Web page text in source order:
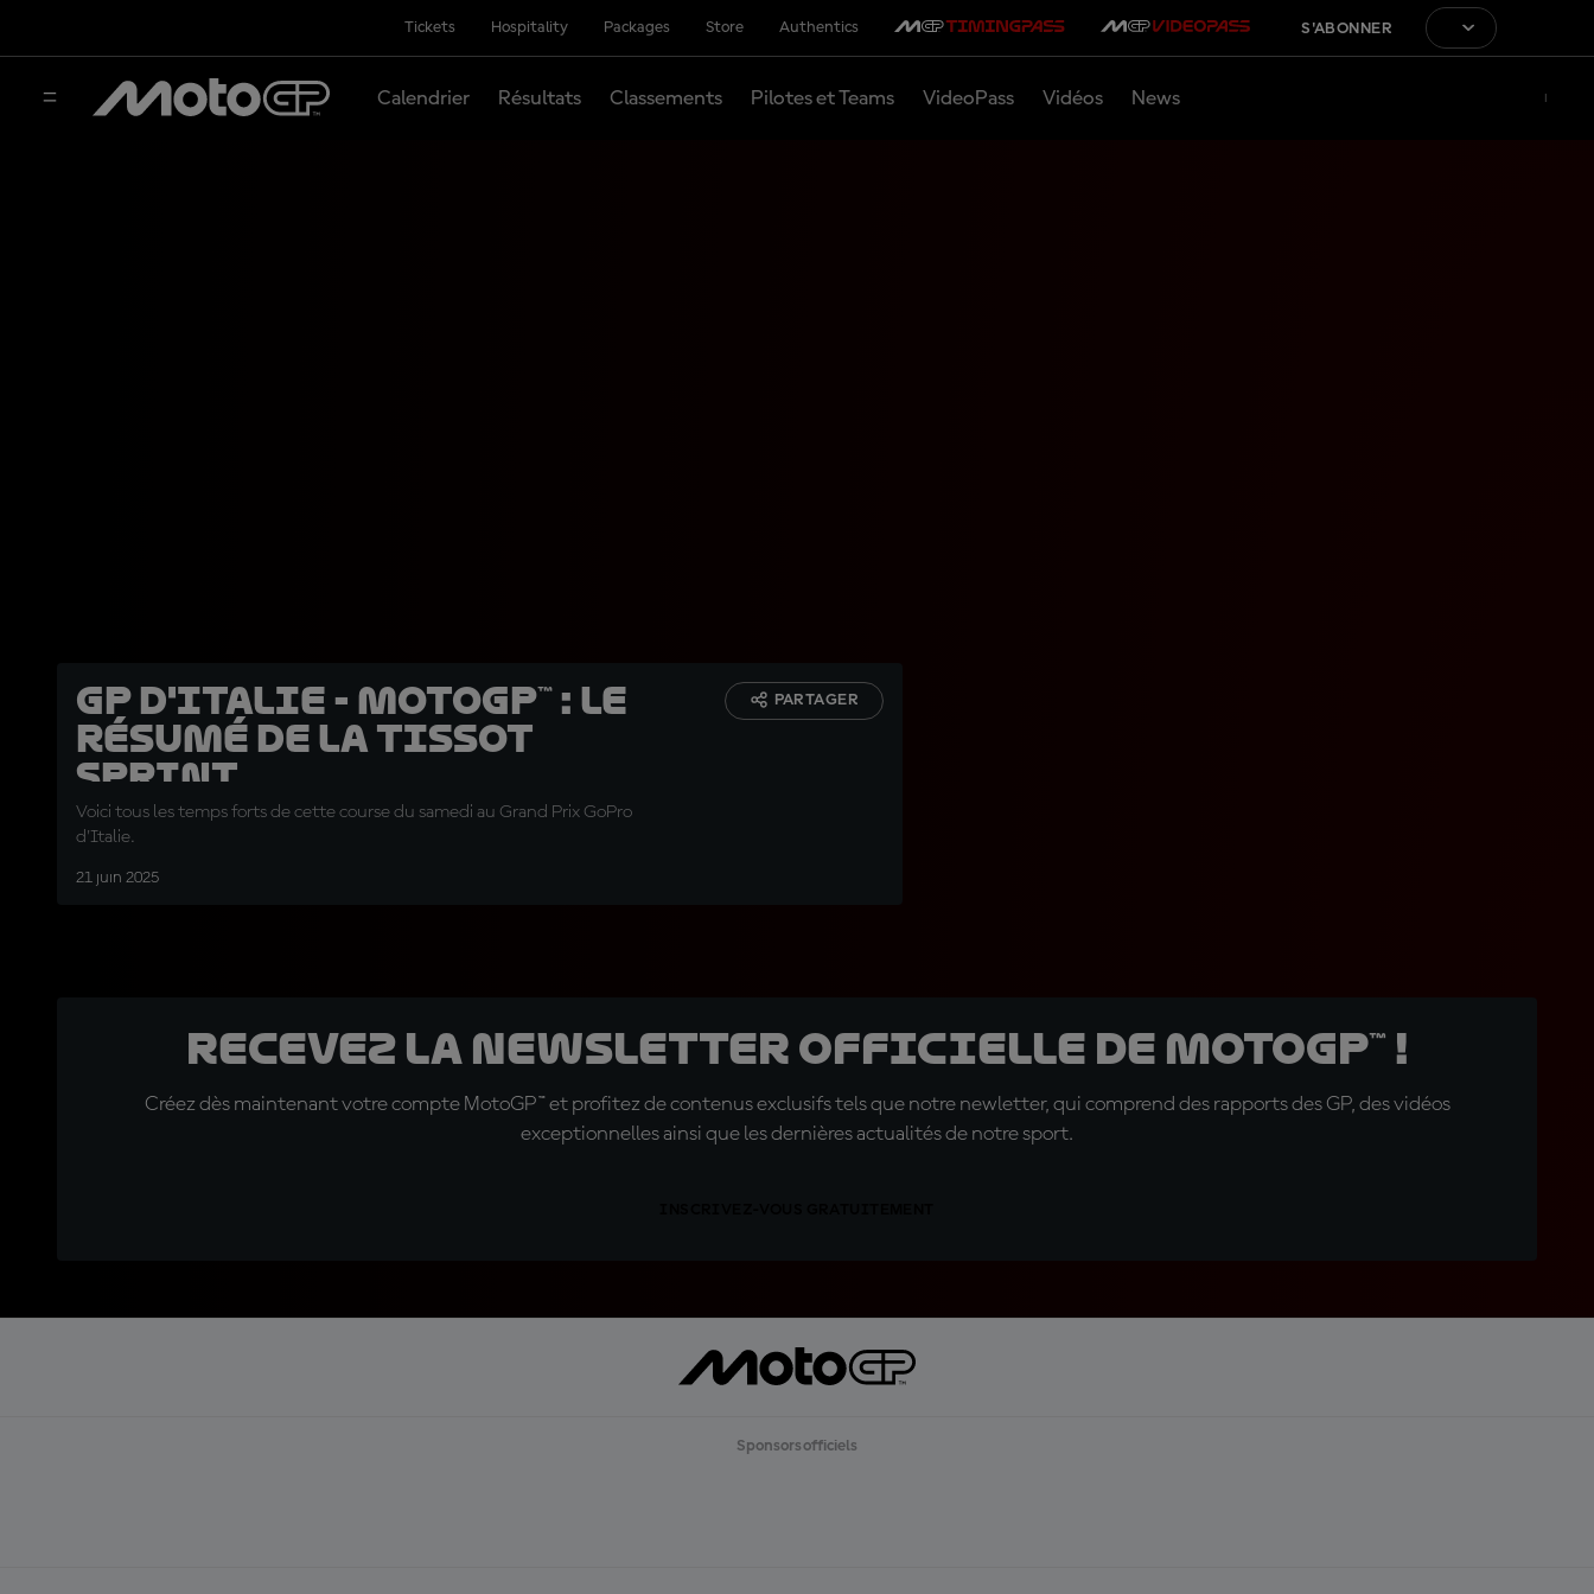
Tickets Hospitality Packages Store Authentics S'ABONNER
Calendrier Résultats Classements Pilotes et Teams VideoPass Vidéos News
GP d'Italie - MotoGP™ : le
résumé de la Tissot
Sprint
Voici tous les temps forts de cette course du samedi au Grand Prix GoPro
d'Italie.
21 juin 2025
PARTAGER
Recevez la Newsletter officielle de MotoGP™ !
Créez dès maintenant votre compte MotoGP™ et profitez de contenus exclusifs tels que notre newletter, qui comprend des rapports des GP, des vidéos
exceptionnelles ainsi que les dernières actualités de notre sport.
Sponsors officiels